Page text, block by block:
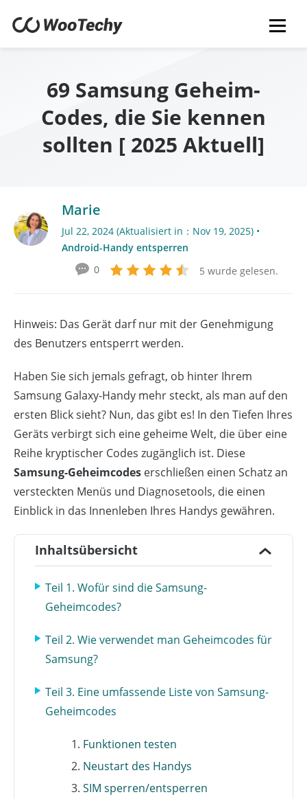
69 Samsung Geheim-
Codes, die Sie kennen
sollten [ 2025 Aktuell]
Marie
Jul 22, 2024 (Aktualisiert in：Nov 19, 2025) •
Android-Handy entsperren
5 wurde gelesen.
0
Hinweis: Das Gerät darf nur mit der Genehmigung
des Benutzers entsperrt werden.
Haben Sie sich jemals gefragt, ob hinter Ihrem
Samsung Galaxy-Handy mehr steckt, als man auf den
ersten Blick sieht? Nun, das gibt es! In den Tiefen Ihres
Geräts verbirgt sich eine geheime Welt, die über eine
Reihe kryptischer Codes zugänglich ist. Diese
Samsung-Geheimcodes erschließen einen Schatz an
versteckten Menüs und Diagnosetools, die einen
Einblick in das Innenleben Ihres Handys gewähren.
Inhaltsübersicht
Teil 1. Wofür sind die Samsung-
Geheimcodes?
Teil 2. Wie verwendet man Geheimcodes für
Samsung?
Teil 3. Eine umfassende Liste von Samsung-
Geheimcodes
Funktionen testen
Neustart des Handys
SIM sperren/entsperren